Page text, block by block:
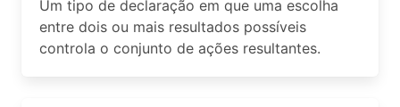
Um tipo de declaração em que uma escolha
entre dois ou mais resultados possíveis
controla o conjunto de ações resultantes.